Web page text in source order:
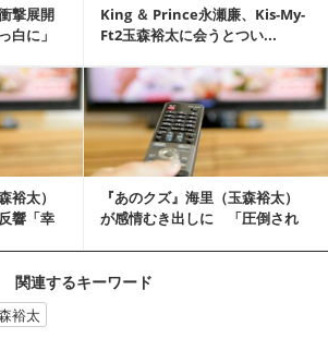
撃展開
白に」
King ＆ Prince永瀬廉、Kis-My-
Ft2玉森裕太に会うとつい...
裕太）
響「幸
『あのクズ』海里（玉森裕太）
が感情むき出しに 「圧倒され
記事を読む
関連するキーワード
裕太